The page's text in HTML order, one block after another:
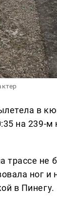
в
на 239-
трассе не
ног и
в Пинегу.